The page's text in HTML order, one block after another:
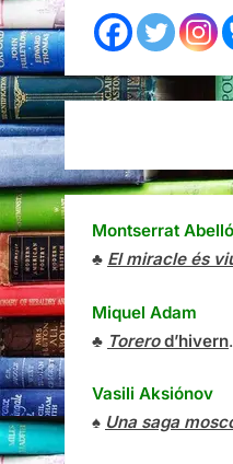
Montserrat Abelló
♣ El miracle és
Miquel Adam
♣ Torerod’hivern.
Vasili Aksiónov
♠ Una saga